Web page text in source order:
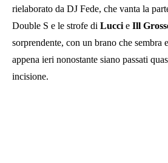
rielaborato da DJ Fede, che vanta la
Double S e le strofe di Lucci e Ill
sorprendente, con un brano che sembra
appena ieri nonostante siano passati
incisione.